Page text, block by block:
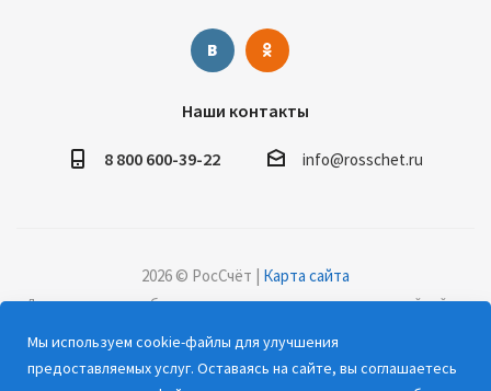
Наши контакты
8 800 600-39-22 info@rosschet.ru
2026 © РосСчёт | Карта сайта
Дорогие клиенты, обращаем ваше внимание на то, что данный сайт и
на сайте, носят информационный характер и ни при каких условиях не
являются публичной офертой, определяемой положениями Статьи 437
Мы используем cookie-файлы для улучшения
предоставляемых услуг. Оставаясь на сайте, вы соглашаетесь